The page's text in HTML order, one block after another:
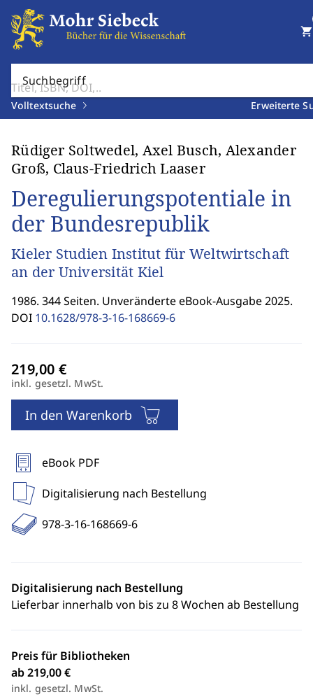
Suchbegriff
Volltextsuche Erweiterte
shopping_cart
Rüdiger Soltwedel, Axel Busch, Alexander
Groß, Claus-Friedrich Laaser
Deregulierungspotentiale in
der Bundesrepublik
Kieler Studien Institut für Weltwirtschaft
an der Universität Kiel
1986. 344 Seiten. Unveränderte eBook-Ausgabe 2025.
DOI 10.1628/978-3-16-168669-6
inkl. gesetzl. MwSt.
In den Warenkorb
eBook PDF
Digitalisierung nach Bestellung
978-3-16-168669-6
Digitalisierung nach Bestellung
Lieferbar innerhalb von bis zu 8 Wochen ab Bestellung
Preis für Bibliotheken
ab 219,00 €
inkl. gesetzl. MwSt.